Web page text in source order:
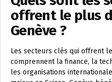
offrent le plus
Genève ?
Les secteurs clés qui offrent
comprennent la finance, la
les organisations